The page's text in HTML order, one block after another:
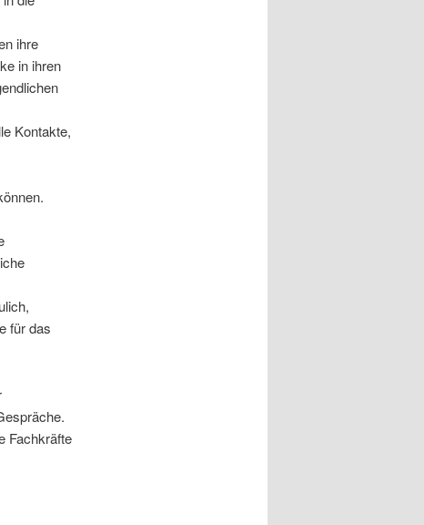
ihre
in ihren
Kontakte,
für das
Fachkräfte